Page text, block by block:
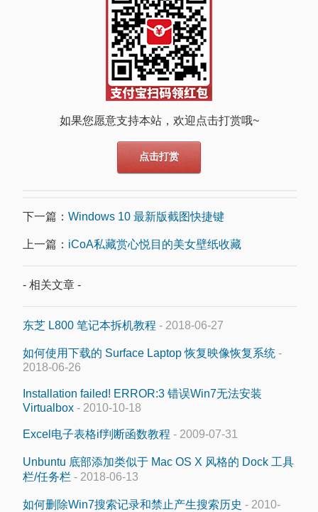
如果您愿意支持本站，欢迎点击打赏哦~
点击打赏
下一篇： Windows 10 最新版截图快捷键
上一篇： iCoA私藏赏心悦目的美女壁纸收藏
- 相关文章 -
东芝 L800 笔记本拆机教程 - 2018-06-27
如何使用下载的 Surface Laptop 恢复映像恢复系统 -
2018-06-26
Installation failed! ERROR:3 错误Win7无法安装
Virtualbox - 2010-10-18
Excel电子表格if判断函数教程 - 2009-07-31
Unbuntu 底部添加类似于 Mac OS X 风格的 Dock 工具
栏/任务栏 - 2018-06-13
如何删除Win7搜索记录和禁止产生搜索历史 - 2010-